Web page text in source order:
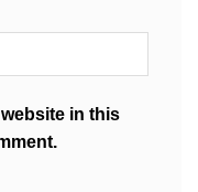
in this